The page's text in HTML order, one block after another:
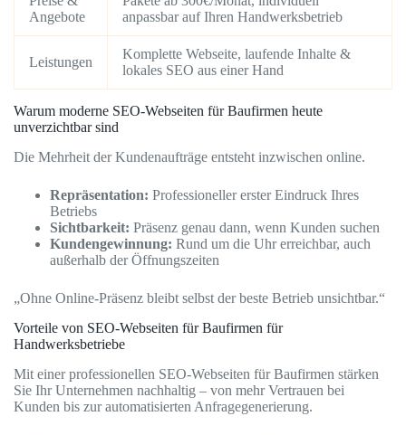
Angebote
anpassbar auf Ihren Handwerksbetrieb
Leistungen
Komplette Webseite, laufende Inhalte &
lokales SEO aus einer Hand
Warum moderne SEO-Webseiten für Baufirmen heute
unverzichtbar sind
Die Mehrheit der Kundenaufträge entsteht inzwischen online.
Repräsentation: Professioneller erster Eindruck Ihres
Betriebs
Sichtbarkeit: Präsenz genau dann, wenn Kunden suchen
Kundengewinnung: Rund um die Uhr erreichbar, auch
außerhalb der Öffnungszeiten
„Ohne Online-Präsenz bleibt selbst der beste Betrieb unsichtbar.“
Vorteile von SEO-Webseiten für Baufirmen für
Handwerksbetriebe
Mit einer professionellen SEO-Webseiten für Baufirmen stärken
Sie Ihr Unternehmen nachhaltig – von mehr Vertrauen bei
Kunden bis zur automatisierten Anfragegenerierung.